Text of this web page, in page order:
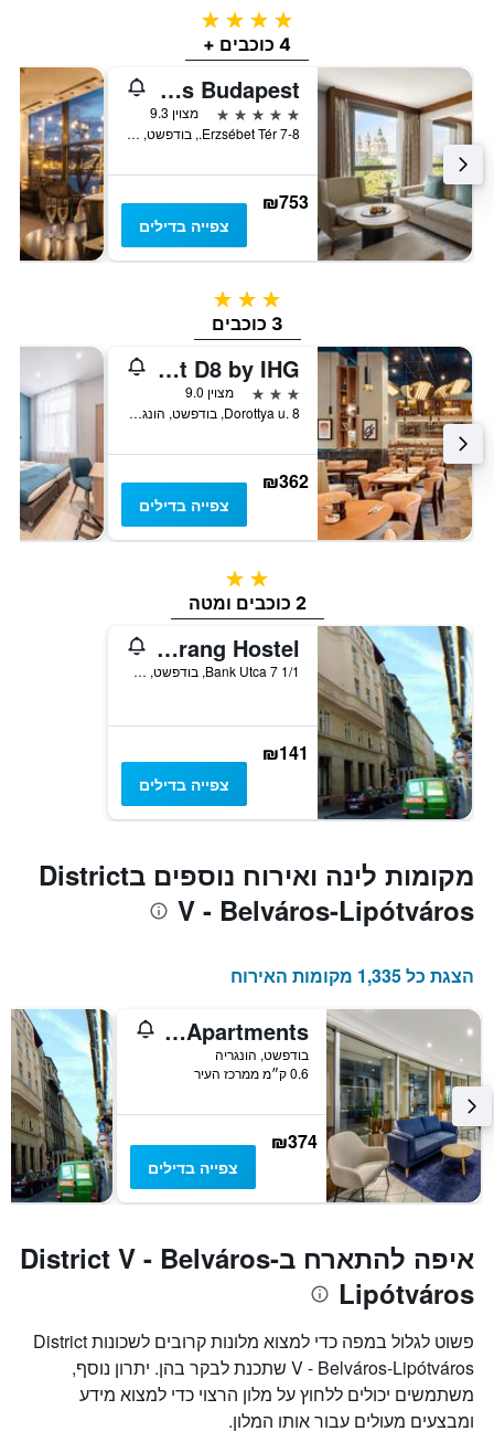
4 כוכבים
4 כוכבים +
Kempinski Hotel Corvinus Budapest
5 כוכבים
מצוין 9.3
Erzsébet Tér 7-8., בודפשט, הונגריה
₪753
צפייה בדילים
3 כוכבים
3 כוכבים
voco Budapest D8 by IHG
3 כוכבים
מצוין 9.0
Dorottya u. 8, בודפשט, הונגריה
₪362
צפייה בדילים
2 כוכבים
2 כוכבים ומטה
Boomerang Hostel
Bank Utca 7 1/1, בודפשט, הונגריה
₪141
צפייה בדילים
מקומות לינה ואירוח נוספים בDistrict
V - Belváros-Lipótváros
הצגת כל 1,335 מקומות האירוח
Millennium Court, Budapest - Marriott Executive Apartments
בודפשט, הונגריה
0.6 ק״מ ממרכז העיר
₪374
צפייה בדילים
איפה להתארח בDistrict V - Belváros-
Lipótváros
פשוט לגלול במפה כדי למצוא מלונות קרובים לשכונות District
V - Belváros-Lipótváros שתכנת לבקר בהן. יתרון נוסף,
משתמשים יכולים ללחוץ על מלון הרצוי כדי למצוא מידע
ומבצעים מעולים עבור אותו המלון.